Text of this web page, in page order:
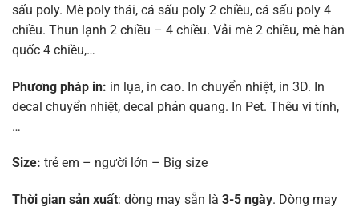
sấu poly. Mè poly thái, cá sấu poly 2 chiều, cá sấu poly 4
chiều. Thun lạnh 2 chiều – 4 chiều. Vải mè 2 chiều, mè hàn
quốc 4 chiều,…
Phương pháp in: in lụa, in cao. In chuyển nhiệt, in 3D. In
decal chuyển nhiệt, decal phản quang. In Pet. Thêu vi tính,
…
Size: trẻ em – người lớn – Big size
Thời gian sản xuất: dòng may sẵn là 3-5 ngày. Dòng may